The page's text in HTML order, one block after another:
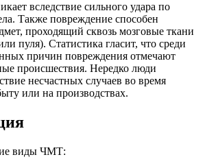
вследствие сильного удара по
Также повреждение способен
проходящий сквозь мозговые ткани
пуля). Статистика гласит, что среди
причин повреждения отмечают
происшествия. Нередко люди
несчастных случаев во время
или на производствах.
виды ЧМТ: